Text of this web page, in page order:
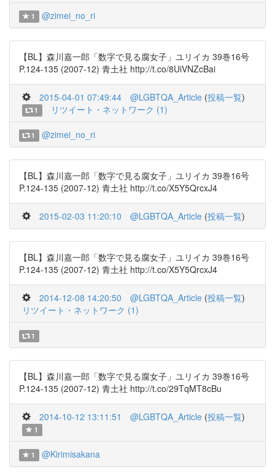
1 @zimei_no_ri
【BL】森川嘉一郎「数字で見る腐女子」ユリイカ 39巻16号
P.124-135 (2007-12) 青土社 http://t.co/8UiVNZcBai
2015-04-01 07:49:44 @LGBTQA_Article (投稿一覧)
1 リツイート・ネットワーク (1)
1 @zimei_no_ri
【BL】森川嘉一郎「数字で見る腐女子」ユリイカ 39巻16号
P.124-135 (2007-12) 青土社 http://t.co/X5Y5QrcxJ4
2015-02-03 11:20:10 @LGBTQA_Article (投稿一覧)
【BL】森川嘉一郎「数字で見る腐女子」ユリイカ 39巻16号
P.124-135 (2007-12) 青土社 http://t.co/X5Y5QrcxJ4
2014-12-08 14:20:50 @LGBTQA_Article (投稿一覧)
リツイート・ネットワーク (1)
1
【BL】森川嘉一郎「数字で見る腐女子」ユリイカ 39巻16号
P.124-135 (2007-12) 青土社 http://t.co/29TqMT8cBu
2014-10-12 13:11:51 @LGBTQA_Article (投稿一覧)
1
1 @Kirimisakana